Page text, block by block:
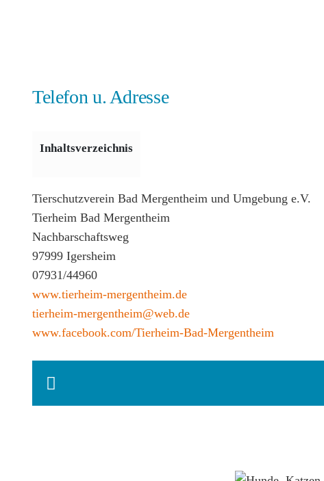
Telefon u. Adresse
Inhaltsverzeichnis
Tierschutzverein Bad Mergentheim und Umgebung e.V.
Tierheim Bad Mergentheim
Nachbarschaftsweg
97999 Igersheim
07931/44960
www.tierheim-mergentheim.de
tierheim-mergentheim@web.de
www.facebook.com/Tierheim-Bad-Mergentheim